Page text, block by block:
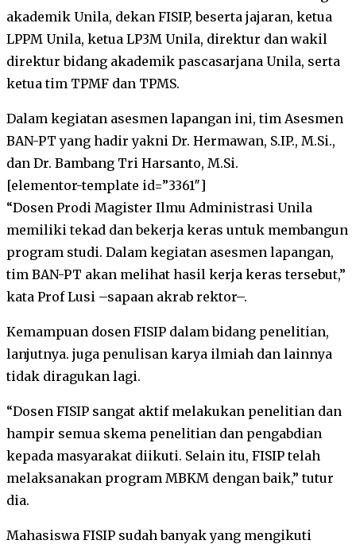
akademik Unila, dekan FISIP, beserta jajaran, ketua
LPPM Unila, ketua LP3M Unila, direktur dan wakil
direktur bidang akademik pascasarjana Unila, serta
ketua tim TPMF dan TPMS.
Dalam kegiatan asesmen lapangan ini, tim Asesmen
BAN-PT yang hadir yakni Dr. Hermawan, S.IP., M.Si.,
dan Dr. Bambang Tri Harsanto, M.Si.
[elementor-template id=”3361″]
“Dosen Prodi Magister Ilmu Administrasi Unila
memiliki tekad dan bekerja keras untuk membangun
program studi. Dalam kegiatan asesmen lapangan,
tim BAN-PT akan melihat hasil kerja keras tersebut,”
kata Prof Lusi –sapaan akrab rektor–.
Kemampuan dosen FISIP dalam bidang penelitian,
lanjutnya. juga penulisan karya ilmiah dan lainnya
tidak diragukan lagi.
“Dosen FISIP sangat aktif melakukan penelitian dan
hampir semua skema penelitian dan pengabdian
kepada masyarakat diikuti. Selain itu, FISIP telah
melaksanakan program MBKM dengan baik,” tutur
dia.
Mahasiswa FISIP sudah banyak yang mengikuti